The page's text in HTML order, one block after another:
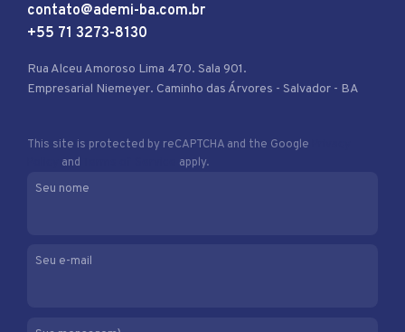
contato@ademi-ba.com.br
+55 71 3273-8130
Rua Alceu Amoroso Lima 470. Sala 901.
Empresarial Niemeyer. Caminho das Árvores - Salvador - BA
This site is protected by reCAPTCHA and the Google
and
apply.
Seu nome
Seu e-mail